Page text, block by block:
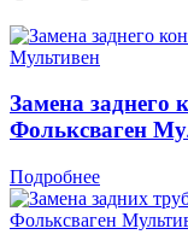
Замена заднего
Фольксваген
Подробнее